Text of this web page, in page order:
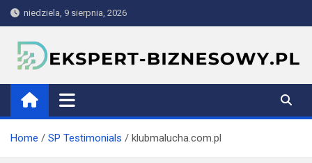
Skip
to
content
niedziela, 9 sierpnia, 2026
ekspert-biznesowy.pl
Home SP Testimonials klubmalucha.com.pl